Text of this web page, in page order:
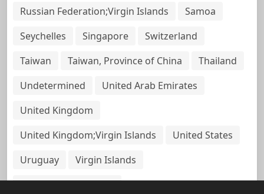
Russian Federation;Virgin Islands
Samoa
Seychelles
Singapore
Switzerland
Taiwan
Taiwan, Province of China
Thailand
Undetermined
United Arab Emirates
United Kingdom
United Kingdom;Virgin Islands
United States
Uruguay
Virgin Islands
Virgin Islands, British